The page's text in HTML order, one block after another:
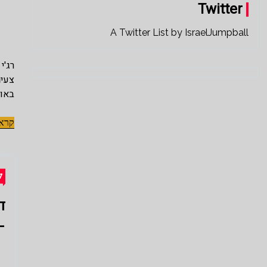
Twitter
A Twitter List by IsraelJumpball